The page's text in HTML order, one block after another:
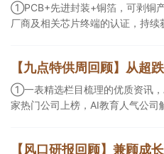
①PCB+先进封装+铜箔，可剥铜
厂商及相关芯片终端的认证，持
等方面具有丰富经验，具备承接
产的合规资质，这家公司获净买入
①一表精选栏目梳理的优质资讯
家热门公司上榜，AI教育人气公司解读后获
角前瞻产业供需情况，提及2家核